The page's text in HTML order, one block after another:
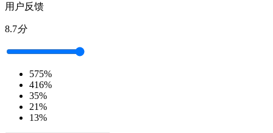
用户反馈
8.7分
575%
416%
35%
21%
13%